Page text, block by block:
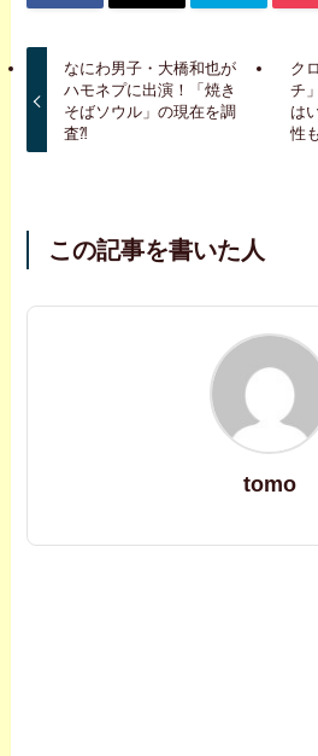
なにわ男子・大橋和也が
ハモネプに出演！「焼き
そばソウル」の現在を調
査⁈
ク
チ
は
性
この記事を書いた人
tomo